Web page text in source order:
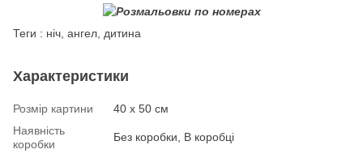
Теги : ніч, ангел, дитина
Характеристики
Розмір картини
40 х 50 см
Наявність
коробки
Без коробки, В коробці